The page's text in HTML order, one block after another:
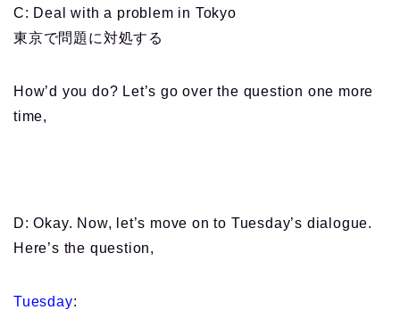
C: Deal with a problem in Tokyo
東京で問題に対処する
How’d you do? Let’s go over the question one more
time,
D: Okay. Now, let’s move on to Tuesday’s dialogue.
Here’s the question,
Tuesday: